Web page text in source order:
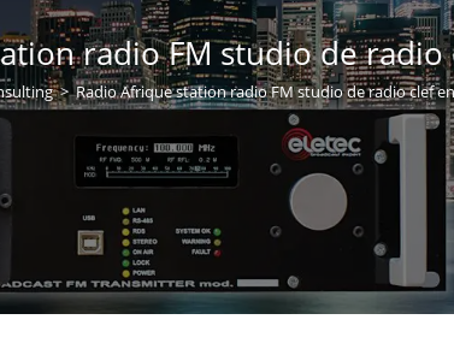
radio FM studio de
> Radio Afrique station radio FM studio de radio clef